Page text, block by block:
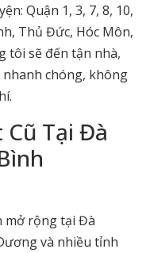
Quận 1, 3, 7, 8, 10,
Thủ Đức, Hóc Môn,
tôi sẽ đến tận nhà,
chóng, không
Tại Đà
mở rộng tại Đà
và nhiều tỉnh